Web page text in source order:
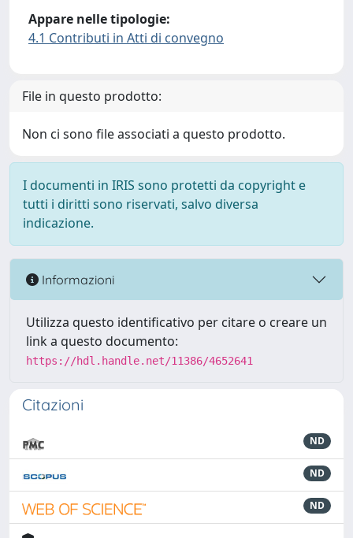
Appare nelle tipologie:
4.1 Contributi in Atti di convegno
File in questo prodotto:
Non ci sono file associati a questo prodotto.
I documenti in IRIS sono protetti da copyright e
tutti i diritti sono riservati, salvo diversa
indicazione.
Informazioni
Utilizza questo identificativo per citare o creare un
link a questo documento:
https://hdl.handle.net/11386/4652641
Citazioni
ND
ND
ND